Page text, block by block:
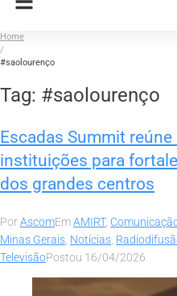
Home
/
#saolourenço
Tag: #saolourenço
Escadas Summit
instituições para
dos grandes centros
PorAscomEmAMIRT,
Minas Gerais, Notícias,
TelevisãoPostou 16/04/2026